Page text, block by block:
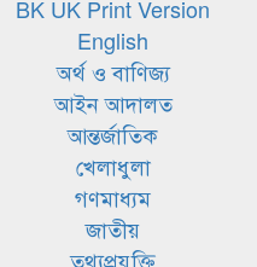
BK UK Print Version
English
অর্থ ও বাণিজ্য
আইন আদালত
আন্তর্জাতিক
খেলাধুলা
গণমাধ্যম
জাতীয়
তথ্যপ্রযুক্তি